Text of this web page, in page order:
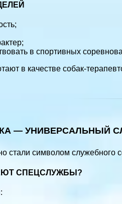
в спортивных
в качестве собак-
— УНИВЕРСАЛЬНЫЙ
стали символом служебного
СПЕЦСЛУЖБЫ?